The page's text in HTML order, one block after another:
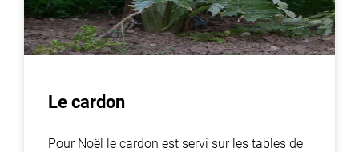
Le cardon
Pour Noël le cardon est servi sur les tables de